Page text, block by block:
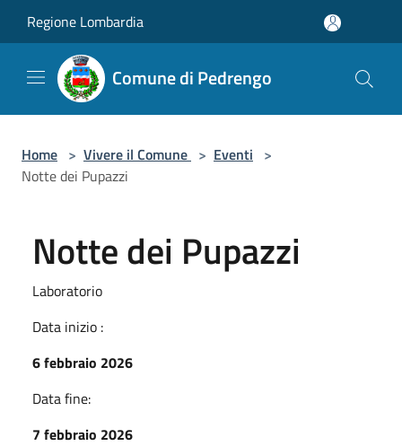
Regione Lombardia
Comune di Pedrengo
Home > Vivere il Comune > Eventi >
Notte dei Pupazzi
Notte dei Pupazzi
Laboratorio
Data inizio :
6 febbraio 2026
Data fine:
7 febbraio 2026